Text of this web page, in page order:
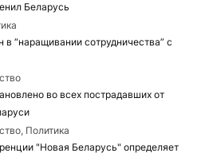
Беларусь
“наращивании сотрудничества” с
во всех пострадавших от
Политика
"Новая Беларусь" определяет